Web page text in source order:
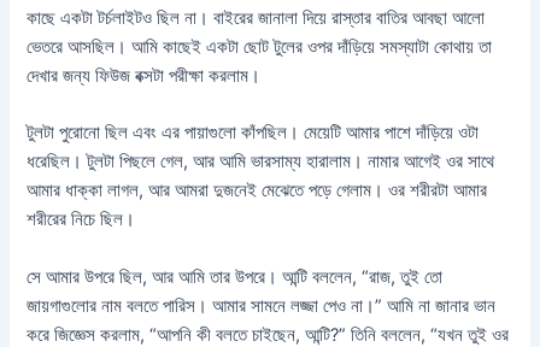
কাছে একটা টর্চলাইটও ছিল না। বাইরের জানালা দিয়ে রাস্তার বাতির আবছা আলো
ভেতরে আসছিল। আমি কাছেই একটা ছোট টুলের ওপর দাঁড়িয়ে সমস্যাটা কোথায় তা
দেখার জন্য ফিউজ বক্সটা পরীক্ষা করলাম।
টুলটা পুরোনো ছিল এবং এর পায়াগুলো কাঁপছিল। মেয়েটি আমার পাশে দাঁড়িয়ে ওটা
ধরেছিল। টুলটা পিছলে গেল, আর আমি ভারসাম্য হারালাম। নামার আগেই ওর সাথে
আমার ধাক্কা লাগল, আর আমরা দুজনেই মেঝেতে পড়ে গেলাম। ওর শরীরটা আমার
শরীরের নিচে ছিল।
সে আমার উপরে ছিল, আর আমি তার উপরে। আন্টি বললেন, “রাজ, তুই তো
জায়গাগুলোর নাম বলতে পারিস। আমার সামনে লজ্জা পেও না।” আমি না জানার ভান
করে জিজ্ঞেস করলাম, “আপনি কী বলতে চাইছেন, আন্টি?” তিনি বললেন, “যখন তুই ওর